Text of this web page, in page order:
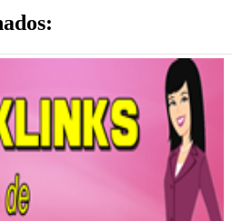
siempre, un gran trabajo. Estoy muy